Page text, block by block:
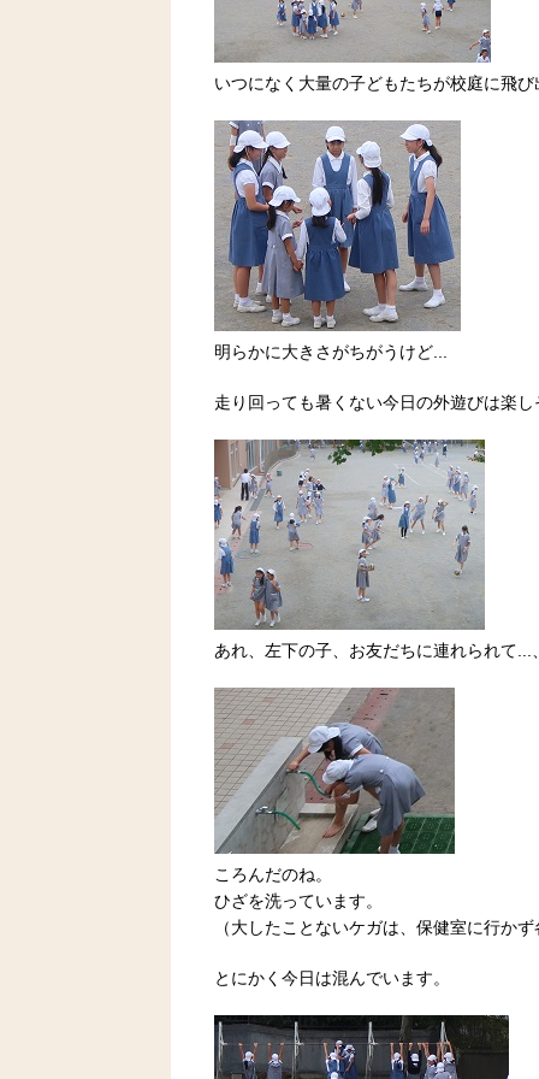
いつになく大量の子どもたちが校庭に飛び
明らかに大きさがちがうけど...
走り回っても暑くない今日の外遊びは楽し
あれ、左下の子、お友だちに連れられて...、
ころんだのね。
ひざを洗っています。
（大したことないケガは、保健室に行か
とにかく今日は混んでいます。